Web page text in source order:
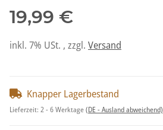
19,99 €
inkl. 7% USt. , zzgl. Versand
Knapper Lagerbestand
Lieferzeit: 2 - 6 Werktage(DE - Ausland abweichend)